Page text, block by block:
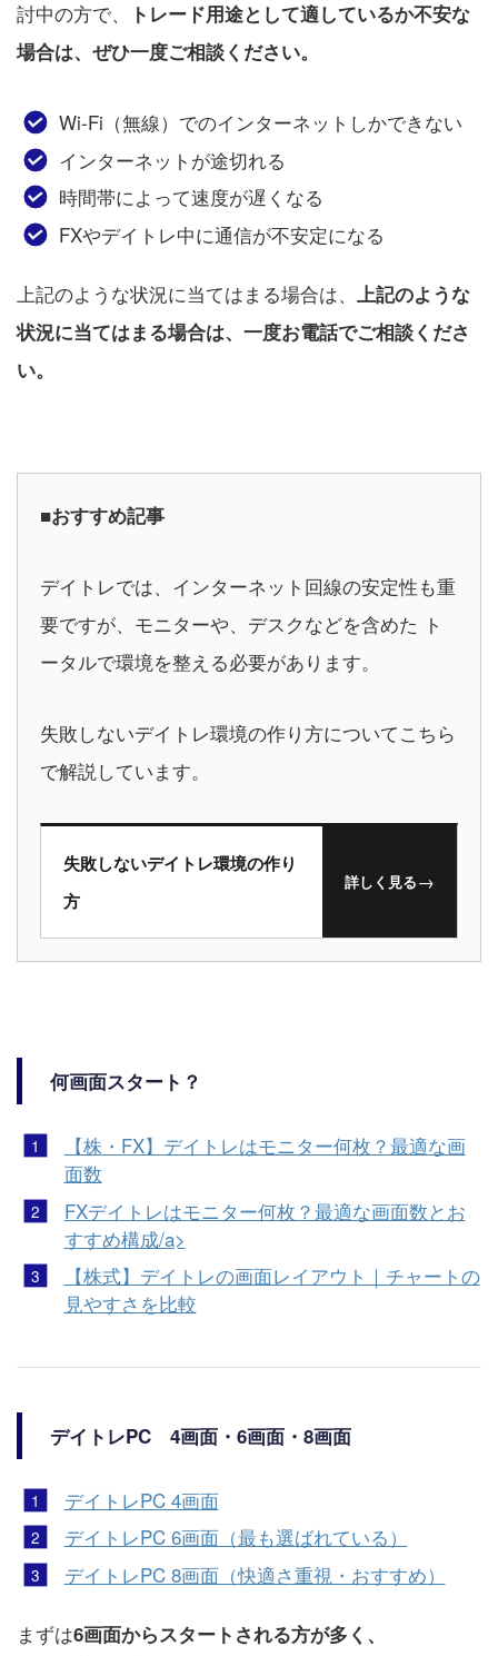
討中の方で、
トレード用途として適しているか不安な
場合は、ぜひ一度ご相談ください。
Wi-Fi（無線）でのインターネットしかできない
インターネットが途切れる
時間帯によって速度が遅くなる
FXやデイトレ中に通信が不安定になる
上記のような状況に当てはまる場合は、 上記のような
状況に当てはまる場合は、一度お電話でご相談くださ
い。
■おすすめ記事
デイトレでは、インターネット回線の安定性も重
要ですが、モニターや、デスクなどを含めた ト
ータルで環境を整える必要があります。
失敗しないデイトレ環境の作り方についてこちら
で解説しています。
失敗しないデイトレ環境の作り
方
詳しく見る→
何画面スタート？
【株・FX】デイトレはモニター何枚？最適な画
面数
FXデイトレはモニター何枚？最適な画面数とお
すすめ構成/a>
【株式】デイトレの画面レイアウト｜チャートの
見やすさを比較
デイトレPC 4画面・6画面・8画面
デイトレPC 4画面
デイトレPC 6画面（最も選ばれている）
デイトレPC 8画面（快適さ重視・おすすめ）
まずは6画面からスタートされる方が多く、